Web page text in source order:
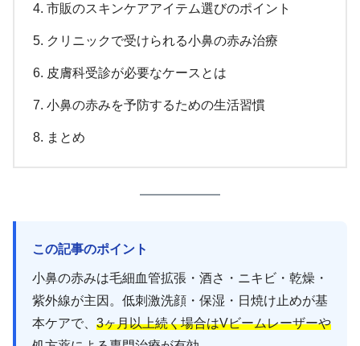
市販のスキンケアアイテム選びのポイント
クリニックで受けられる小鼻の赤み治療
皮膚科受診が必要なケースとは
小鼻の赤みを予防するための生活習慣
まとめ
この記事のポイント
小鼻の赤みは毛細血管拡張・酒さ・ニキビ・乾燥・
紫外線が主因。低刺激洗顔・保湿・日焼け止めが基
本ケアで、 3ヶ月以上続く場合はVビームレーザーや